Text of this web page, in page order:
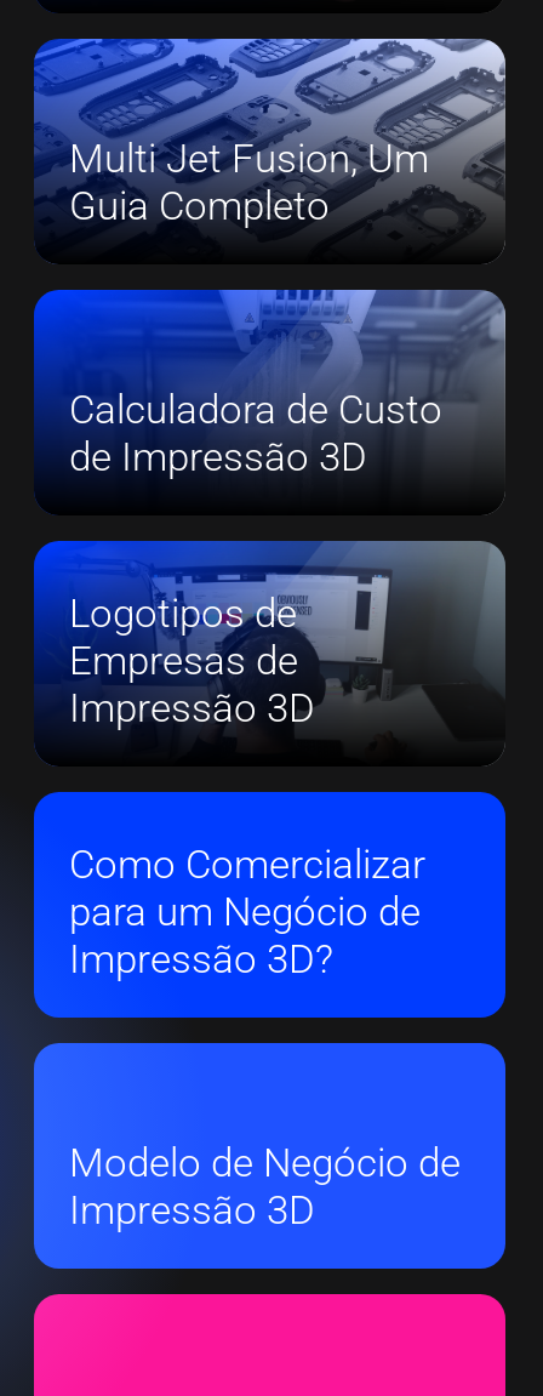
Multi Jet Fusion, Um
Guia Completo
Calculadora de Custo
de Impressão 3D
Logotipos de
Empresas de
Impressão 3D
Como Comercializar
para um Negócio de
Impressão 3D?
Modelo de Negócio de
Impressão 3D